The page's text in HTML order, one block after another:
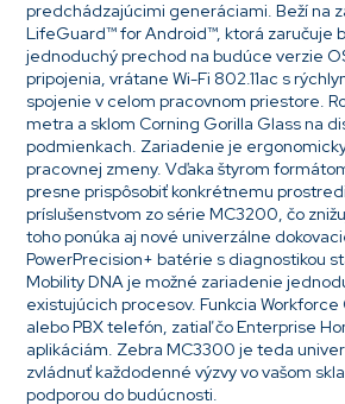
predchádzajúcimi generáciami. Beží na
LifeGuard™ for Android™, ktorá zaručuje
jednoduchý prechod na budúce verzie
pripojenia, vrátane Wi-Fi 802.11ac s
spojenie v celom pracovnom priestore.
metra a sklom Corning Gorilla Glass na
podmienkach. Zariadenie je
pracovnej zmeny. Vďaka štyrom
presne prispôsobiť konkrétnemu
príslušenstvom zo série MC3200, čo
toho ponúka aj nové univerzálne
PowerPrecision+ batérie s diagnostikou
Mobility DNA je možné zariadenie
existujúcich procesov. Funkcia
alebo PBX telefón, zatiaľ čo Enterprise
aplikáciám. Zebra MC3300 je teda
zvládnuť každodenné výzvy vo vašom
podporou do budúcnosti.